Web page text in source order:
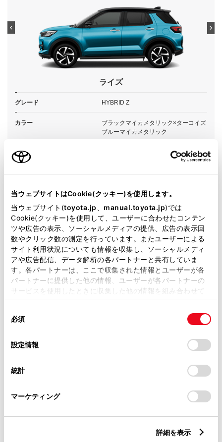
当ウェブサイトはCookie(クッキー)を使用します。
当ウェブサイト(toyota.jp manual.toyota.jp)では
Cookie(クッキー)を使用して、ユーザーに合わせたコンテン
ツや広告の表示、ソーシャルメディアの提供、広告の表示回
数やクリック数の測定を行っています。またユーザーによる
サイト利用状況についても情報を収集し、ソーシャルメディ
アや広告配信、データ解析の各パートナーと共有していま
す。各パートナーは、ここで収集された情報とユーザーが各
パートナーに提供した他の情報、ユーザーが各パートナーの
サービスを使用したときに収集した他の情報を組み合わせて
使用することがあります。当ウェブサイトの使用を続行する
デバイスにすべてのCookie(クッキー)が保存されることに同
意したことになります。Cookie(クッキー)のオプトアウト、
設定の変更、同意を撤回したりするにあたっては、当社の
「Cookie（クッキー）情報の取り扱いについて
」をご覧くだ
必須
設定情報
統計
マーケティング
詳細を表示
ライズ
グレード HYBRID Z
カラー
ブラックマイカメタリック×ターコイズ
ブルーマイカメタリック
エンジンタイプ
駆動方式 2WD FF
試乗予約
施設情報・サービス